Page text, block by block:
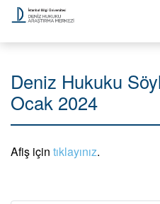
Deniz Hukuku
Ocak 2024
Afiş için tıklayınız.